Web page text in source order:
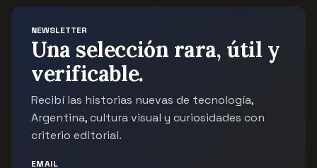
NEWSLETTER
Una selección rara, útil y
verificable.
Recibí las historias nuevas de tecnología,
Argentina, cultura visual y curiosidades con
criterio editorial.
EMAIL